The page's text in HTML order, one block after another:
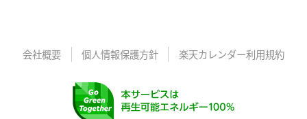
会社概要 個人情報保護方針 楽天カレンダー利用規約